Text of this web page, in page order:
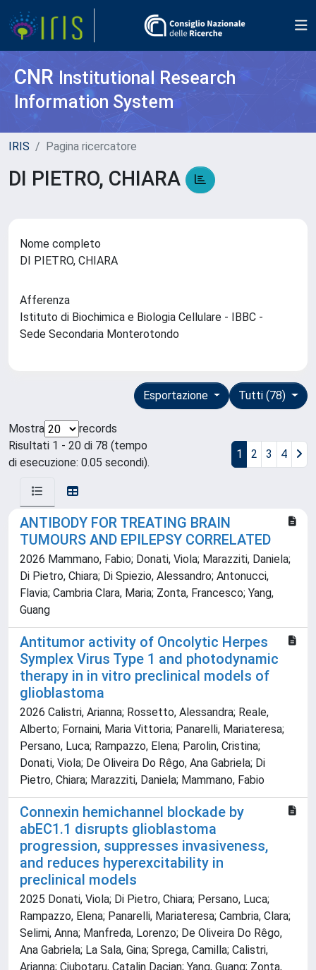
CNR Institutional Research
Information System
IRIS Pagina ricercatore
DI PIETRO, CHIARA
Nome completo
DI PIETRO, CHIARA
Afferenza
Istituto di Biochimica e Biologia Cellulare - IBBC -
Sede Secondaria Monterotondo
Tutti (78)
Esportazione
Mostra
records
Risultati 1 - 20 di 78 (tempo
di esecuzione: 0.05 secondi).
1 2 3 4
ANTIBODY FOR TREATING BRAIN
TUMOURS AND EPILEPSY CORRELATED
2026 Mammano, Fabio; Donati, Viola; Marazziti, Daniela;
Di Pietro, Chiara; Di Spiezio, Alessandro; Antonucci,
Flavia; Cambria Clara, Maria; Zonta, Francesco; Yang,
Guang
Antitumor activity of Oncolytic Herpes
Symplex Virus Type 1 and photodynamic
therapy in in vitro preclinical models of
glioblastoma
2026 Calistri, Arianna; Rossetto, Alessandra; Reale,
Alberto; Fornaini, Maria Vittoria; Panarelli, Mariateresa;
Persano, Luca; Rampazzo, Elena; Parolin, Cristina;
Donati, Viola; De Oliveira Do Rêgo, Ana Gabriela; Di
Pietro, Chiara; Marazziti, Daniela; Mammano, Fabio
Connexin hemichannel blockade by
abEC1.1 disrupts glioblastoma
progression, suppresses invasiveness,
and reduces hyperexcitability in
preclinical models
2025 Donati, Viola; Di Pietro, Chiara; Persano, Luca;
Rampazzo, Elena; Panarelli, Mariateresa; Cambria, Clara;
Selimi, Anna; Manfreda, Lorenzo; De Oliveira Do Rêgo,
Ana Gabriela; La Sala, Gina; Sprega, Camilla; Calistri,
Arianna; Ciubotaru, Catalin Dacian; Yang, Guang; Zonta,